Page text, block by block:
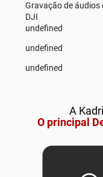
Gravação de
DJI
undefined
undefined
undefined
A
O principal